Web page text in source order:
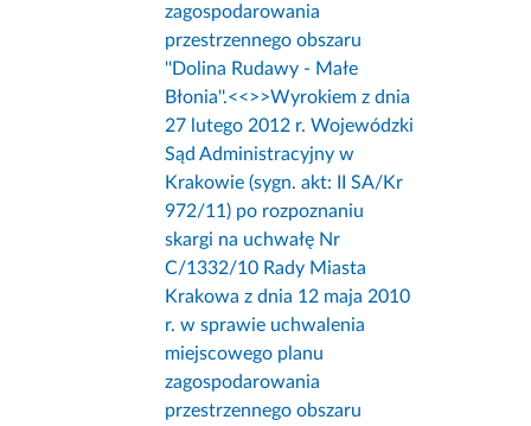
zagospodarowania
przestrzennego obszaru
''Dolina Rudawy - Małe
Błonia''.<<>>Wyrokiem z dnia
27 lutego 2012 r. Wojewódzki
Sąd Administracyjny w
Krakowie (sygn. akt: II SA/Kr
972/11) po rozpoznaniu
skargi na uchwałę Nr
C/1332/10 Rady Miasta
Krakowa z dnia 12 maja 2010
r. w sprawie uchwalenia
miejscowego planu
zagospodarowania
przestrzennego obszaru